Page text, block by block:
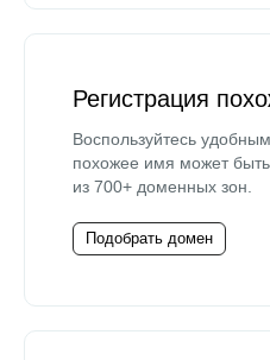
Регистрация
Воспользуйтесь
похожее имя может
из 700+ доменных зон.
Подобрать домен